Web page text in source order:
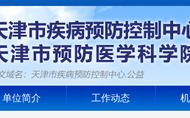
单位简介 工作动态